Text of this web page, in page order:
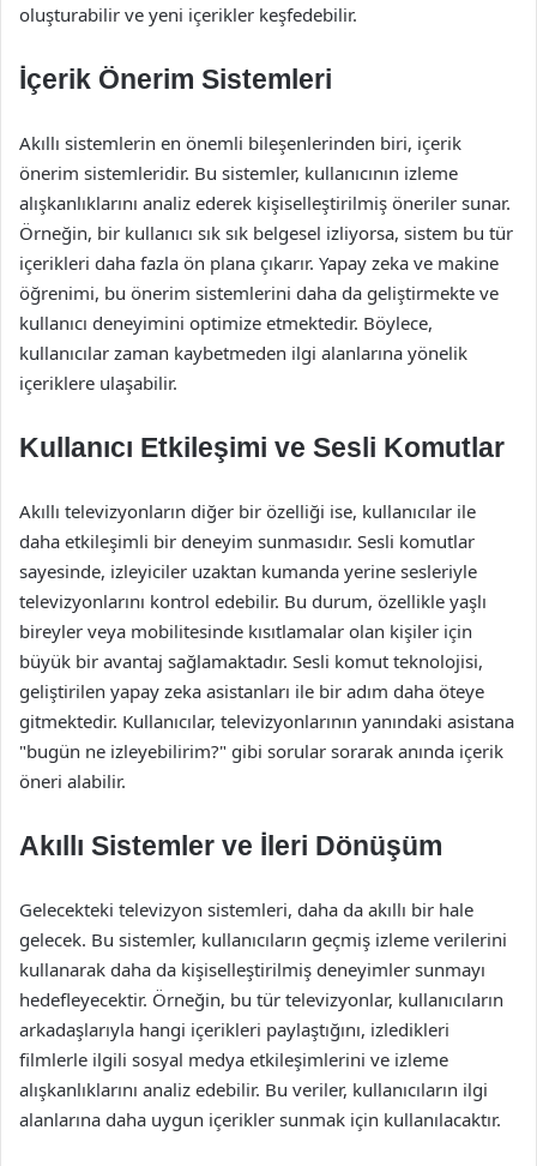
oluşturabilir ve yeni içerikler keşfedebilir.
İçerik Önerim Sistemleri
Akıllı sistemlerin en önemli bileşenlerinden biri, içerik
önerim sistemleridir. Bu sistemler, kullanıcının izleme
alışkanlıklarını analiz ederek kişiselleştirilmiş öneriler sunar.
Örneğin, bir kullanıcı sık sık belgesel izliyorsa, sistem bu tür
içerikleri daha fazla ön plana çıkarır. Yapay zeka ve makine
öğrenimi, bu önerim sistemlerini daha da geliştirmekte ve
kullanıcı deneyimini optimize etmektedir. Böylece,
kullanıcılar zaman kaybetmeden ilgi alanlarına yönelik
içeriklere ulaşabilir.
Kullanıcı Etkileşimi ve Sesli Komutlar
Akıllı televizyonların diğer bir özelliği ise, kullanıcılar ile
daha etkileşimli bir deneyim sunmasıdır. Sesli komutlar
sayesinde, izleyiciler uzaktan kumanda yerine sesleriyle
televizyonlarını kontrol edebilir. Bu durum, özellikle yaşlı
bireyler veya mobilitesinde kısıtlamalar olan kişiler için
büyük bir avantaj sağlamaktadır. Sesli komut teknolojisi,
geliştirilen yapay zeka asistanları ile bir adım daha öteye
gitmektedir. Kullanıcılar, televizyonlarının yanındaki asistana
"bugün ne izleyebilirim?" gibi sorular sorarak anında içerik
öneri alabilir.
Akıllı Sistemler ve İleri Dönüşüm
Gelecekteki televizyon sistemleri, daha da akıllı bir hale
gelecek. Bu sistemler, kullanıcıların geçmiş izleme verilerini
kullanarak daha da kişiselleştirilmiş deneyimler sunmayı
hedefleyecektir. Örneğin, bu tür televizyonlar, kullanıcıların
arkadaşlarıyla hangi içerikleri paylaştığını, izledikleri
filmlerle ilgili sosyal medya etkileşimlerini ve izleme
alışkanlıklarını analiz edebilir. Bu veriler, kullanıcıların ilgi
alanlarına daha uygun içerikler sunmak için kullanılacaktır.